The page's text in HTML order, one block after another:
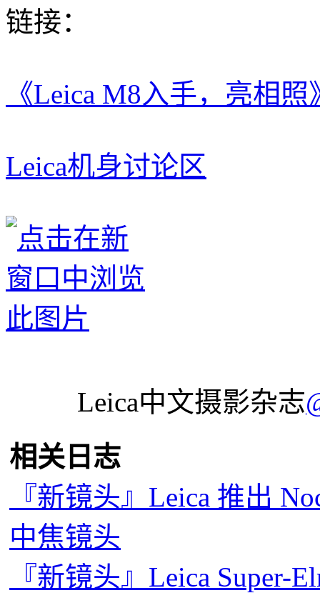
链接：
《Leica M8入手，亮相照
Leica机身讨论区
Leica中文摄影杂志
相关日志
『新镜头』Leica 推出
中焦镜头
『新镜头』Leica Super-